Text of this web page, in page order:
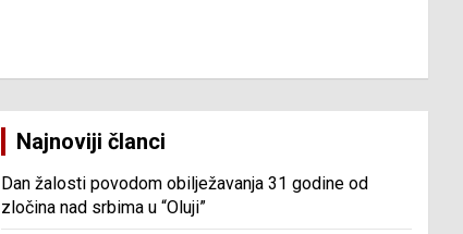
Najnoviji članci
Dan žalosti povodom obilježavanja 31 godine od
zločina nad srbima u “Oluji”